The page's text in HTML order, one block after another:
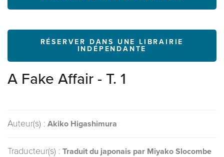
RÉSERVER DANS UNE LIBRAIRIE
INDÉPENDANTE
A Fake Affair - T. 1
Auteur(s) : Akiko Higashimura
Traducteur(s) : Traduit du japonais par Miyako Slocombe